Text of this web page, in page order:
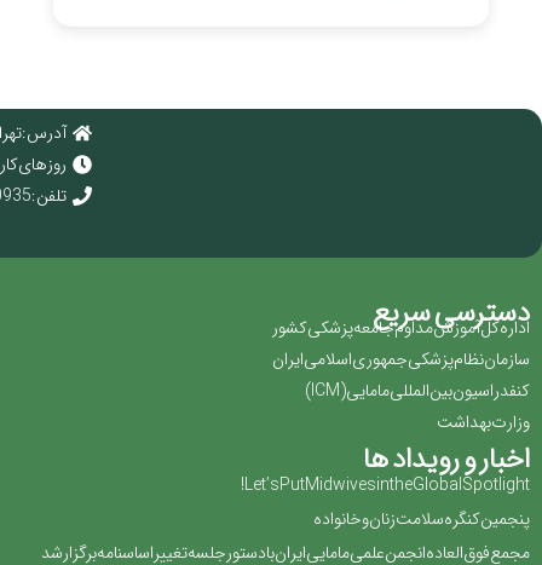
آدرس :
روز های کاری
تلفن : 02166920935
دسترسی سریع
اداره کل آموزش مداوم جامعه پزشکی کشور
سازمان نظام پزشکی جمهوری اسلامی ایران ‏
کنفدراسیون بین المللی مامایی(‏ICM‏)‏
وزارت بهداشت
اخبار و رویداد ها
Let’s Put Midwives in the Global Spotlight!
پنجمین کنگره سلامت زنان و خانواده
مجمع فوق العاده انجمن علمی مامایی ایران با دستور جلسه تغییر اساسنامه برگزار شد